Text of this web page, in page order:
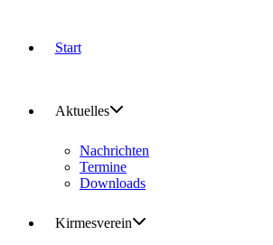
Start
Aktuelles
Nachrichten
Termine
Downloads
Kirmesverein